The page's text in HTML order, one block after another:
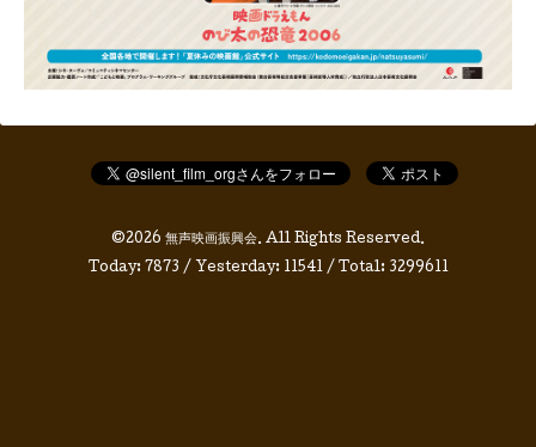
©2026 無声映画振興会. All Rights Reserved.
Today: 7873 / Yesterday: 11541/ Total: 3299611